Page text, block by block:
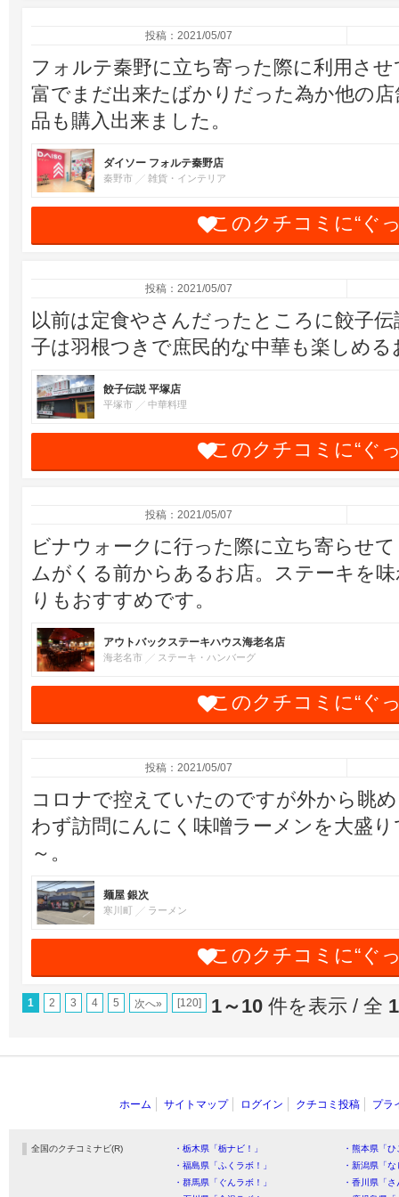
投稿：2021/05/07
フォルテ秦野に立ち寄った際に利用さ
富でまだ出来たばかりだった為か他の
品も購入出来ました。
ダイソー フォルテ秦野店
秦野市 雑貨・インテリア
このクチコミに“ぐ
投稿：2021/05/07
以前は定食やさんだったところに餃子
子は羽根つきで庶民的な中華も楽しめ
餃子伝説 平塚店
平塚市 中華料理
このクチコミに“ぐ
投稿：2021/05/07
ビナウォークに行った際に立ち寄らせ
ムがくる前からあるお店。ステーキを
りもおすすめです。
アウトバックステーキハウス海老名店
海老名市 ステーキ・ハンバーグ
このクチコミに“ぐ
投稿：2021/05/07
コロナで控えていたのですが外から眺
わず訪問にんにく味噌ラーメンを大盛
～。
麺屋 銀次
寒川町 ラーメン
このクチコミに“ぐ
1 2 3 4 5 次へ» [120] 1～10 件を表示 / 全
ホーム サイトマップ ログイン クチコミ投稿 プラ
全国のクチコミナビ(R) ・栃木県「栃ナビ！」
・熊本県「
・福島県「ふくラボ！」
・新潟県「
・群馬県「ぐんラボ！」
・香川県「